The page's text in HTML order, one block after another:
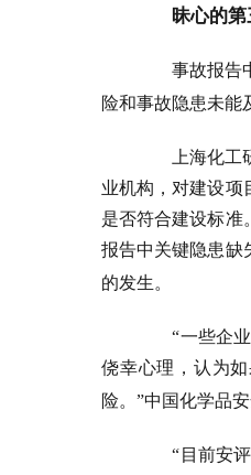
昧心的
事故报告
险和事故隐患未能
上海化
业机构，对建设项
是否符合建设标准
报告中关键隐患缺
的发生。
“一些企
侥幸心理，认为
险。”中国化学品
“目前安